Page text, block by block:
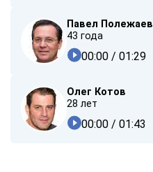
Павел Полежаев
43 года
00:00 / 01:29
Олег Котов
28 лет
00:00 / 01:43